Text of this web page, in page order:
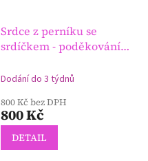
Srdce z perníku se
srdíčkem - poděkování
Dodání do 3 týdnů
800 Kč bez DPH
800 Kč
DETAIL